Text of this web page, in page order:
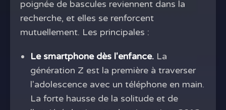
poignée de bascules reviennent dans la
recherche, et elles se renforcent
mutuellement. Les principales :
Le smartphone dès l'enfance. La
génération Z est la première à traverser
l'adolescence avec un téléphone en main.
La forte hausse de la solitude et de